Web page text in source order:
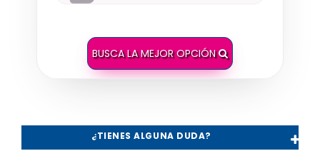
BUSCA LA MEJOR OPCIÓN
¿TIENES ALGUNA DUDA?